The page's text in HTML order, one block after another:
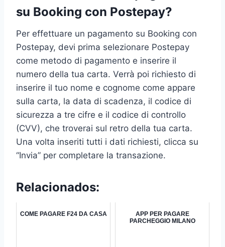
su Booking con Postepay?
Per effettuare un pagamento su Booking con
Postepay, devi prima selezionare Postepay
come metodo di pagamento e inserire il
numero della tua carta. Verrà poi richiesto di
inserire il tuo nome e cognome come appare
sulla carta, la data di scadenza, il codice di
sicurezza a tre cifre e il codice di controllo
(CVV), che troverai sul retro della tua carta.
Una volta inseriti tutti i dati richiesti, clicca su
“Invia” per completare la transazione.
Relacionados:
COME PAGARE F24 DA CASA
APP PER PAGARE
PARCHEGGIO MILANO